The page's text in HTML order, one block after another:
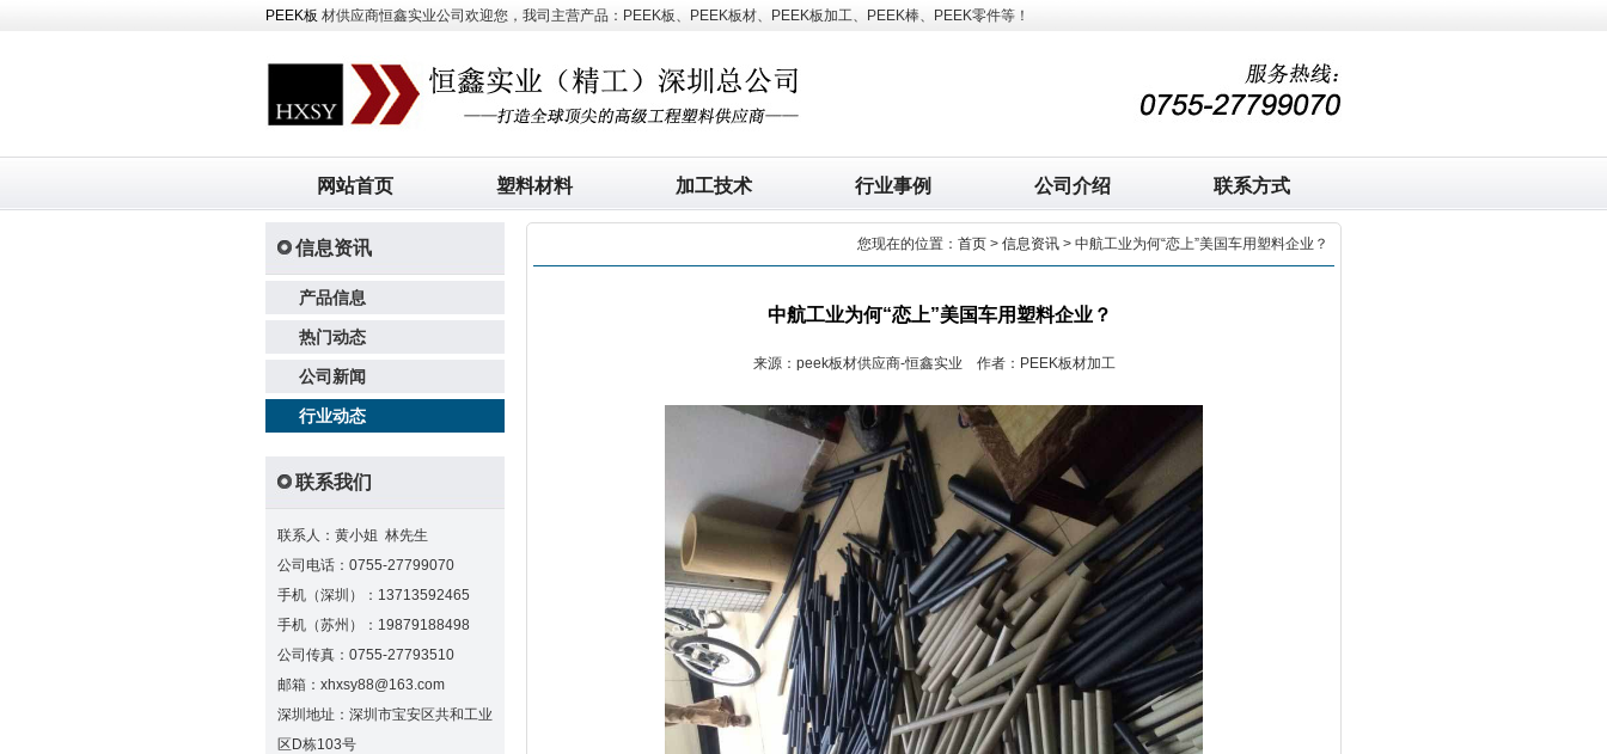
PEEK板 材供应商恒鑫实业公司欢迎您，我司主营产品：PEEK板、PEEK板材、PEEK板加工、PEEK棒、PEEK零件等！
网站首页 塑料材料 加工技术 行业事例 公司介绍 联系方式
信息资讯
产品信息
热门动态
公司新闻
行业动态
联系我们
联系人：黄小姐 林先生
公司电话：0755-27799070
手机（深圳）：13713592465
手机（苏州）：19879188498
公司传真：0755-27793510
邮箱：xhxsy88@163.com
深圳地址：深圳市宝安区共和工业
区D栋103号
您现在的位置： 首页 > 信息资讯 > 中航工业为何“恋上”美国车用塑料企业？
中航工业为何“恋上”美国车用塑料企业？
来源：peek板材供应商-恒鑫实业 作者：PEEK板材加工